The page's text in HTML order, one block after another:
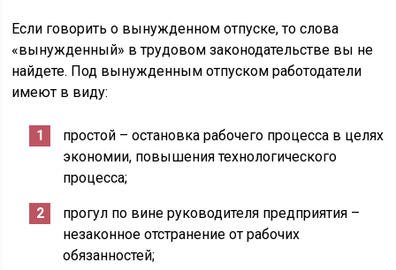
Если говорить о вынужденном отпуске, то слова
«вынужденный» в трудовом законодательстве вы не
найдете. Под вынужденным отпуском работодатели
имеют в виду:
простой – остановка рабочего процесса в целях
экономии, повышения технологического
процесса;
прогул по вине руководителя предприятия –
незаконное отстранение от рабочих
обязанностей;